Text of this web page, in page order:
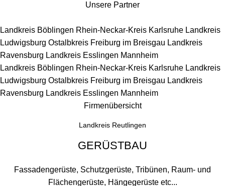
Unsere Partner
Landkreis Böblingen Rhein-Neckar-Kreis Karlsruhe Landkreis
Ludwigsburg Ostalbkreis Freiburg im Breisgau Landkreis
Ravensburg Landkreis Esslingen Mannheim
Landkreis Böblingen Rhein-Neckar-Kreis Karlsruhe Landkreis
Ludwigsburg Ostalbkreis Freiburg im Breisgau Landkreis
Ravensburg Landkreis Esslingen Mannheim
Firmenübersicht
Landkreis Reutlingen
GERÜSTBAU
Fassadengerüste, Schutzgerüste, Tribünen, Raum- und
Flächengerüste, Hängegerüste etc...